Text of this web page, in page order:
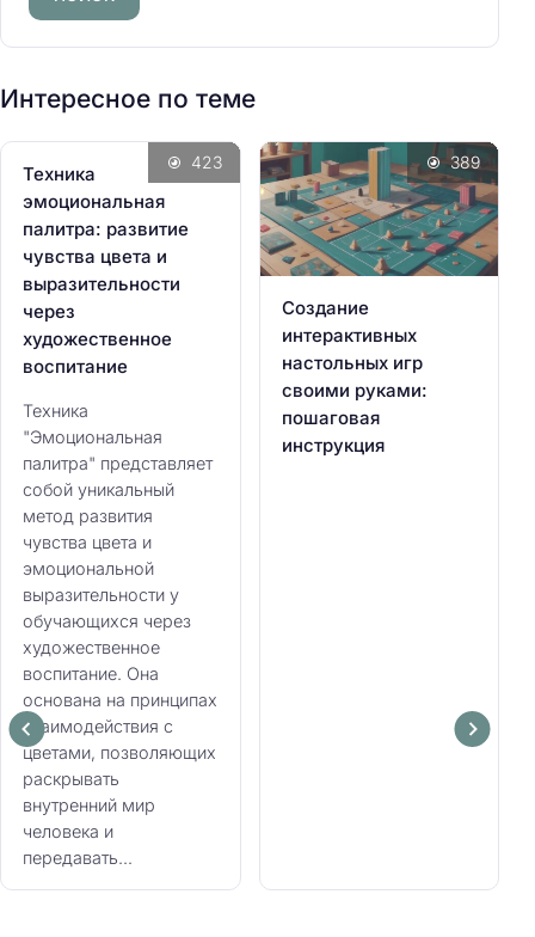
т
и
Интересное по теме
Техника
эмоциональная
палитра: развитие
чувства цвета и
выразительности
через
художественное
воспитание
Техника
"Эмоциональная
палитра" представляет
собой уникальный
метод развития
чувства цвета и
эмоциональной
выразительности у
обучающихся через
художественное
воспитание. Она
основана на принципах
взаимодействия с
цветами, позволяющих
раскрывать
внутренний мир
человека и
передавать...
423
Создание
интерактивных
настольных игр
своими руками:
пошаговая
инструкция
389